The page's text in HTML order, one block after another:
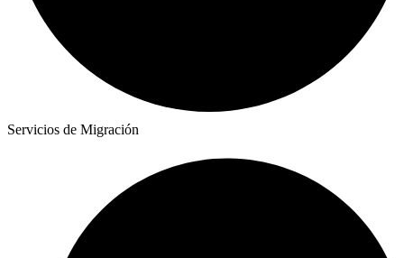
Servicios de Migración